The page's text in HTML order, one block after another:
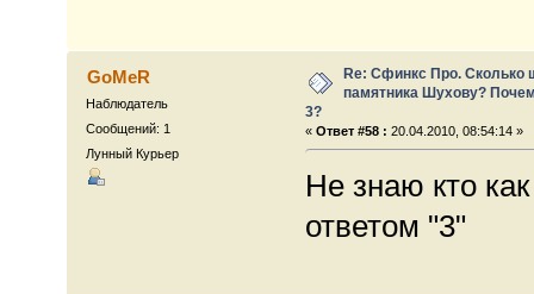
GoMeR
Наблюдатель
Сообщений: 1
Лунный Курьер
Re: Сфинкс Про. Сколько
памятника Шухову?
3?
« Ответ #58 : 20.04.2010, 08:54:14 »
Не знаю кто
ответом "3"